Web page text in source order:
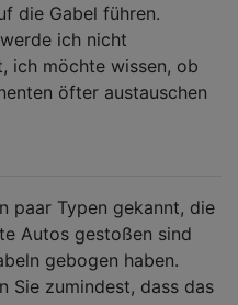
die Gabel führen.
ich nicht
ich möchte wissen, ob
öfter austauschen
paar Typen gekannt, die
Autos gestoßen sind
gebogen haben.
Sie zumindest, dass das